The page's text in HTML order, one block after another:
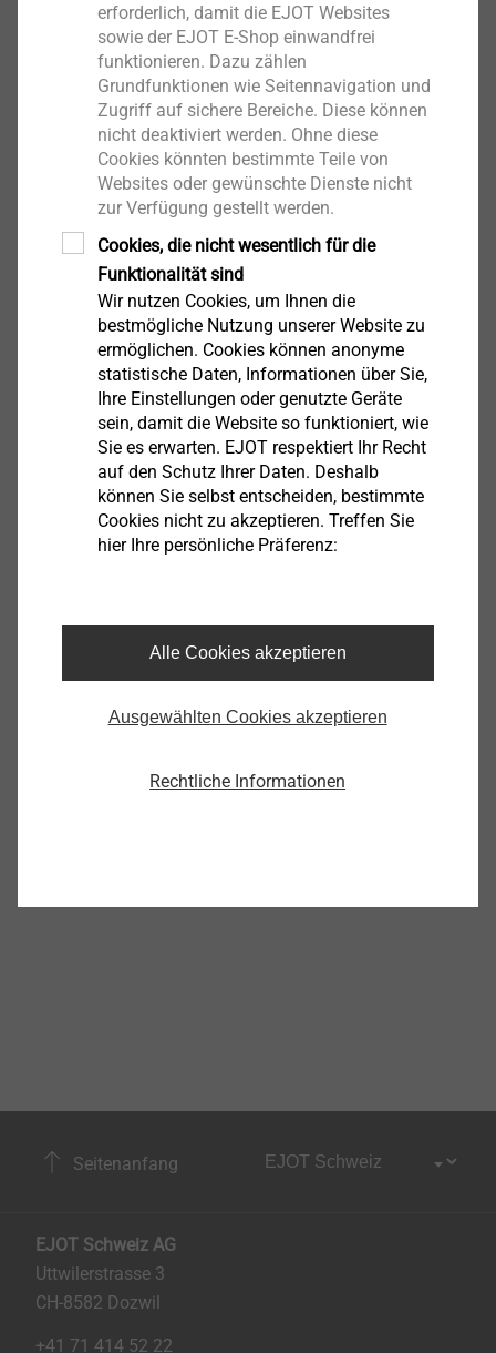
EJOT Mikroschrauben
Produkt anzeigen
EJOT Deckel
Produkt anzeigen
Gehäuse
Produkt anzeigen
®
Seitenanfang
EJOT Schweiz AG
Uttwilerstrasse 3
CH-8582 Dozwil
+41 71 414 52 22
erforderlich, damit die EJOT Websites
sowie der EJOT E-Shop einwandfrei
funktionieren. Dazu zählen
Grundfunktionen wie Seitennavigation und
Zugriff auf sichere Bereiche. Diese können
nicht deaktiviert werden. Ohne diese
Cookies könnten bestimmte Teile von
Websites oder gewünschte Dienste nicht
zur Verfügung gestellt werden.
Cookies, die nicht wesentlich für die
Funktionalität sind
Wir nutzen Cookies, um Ihnen die
bestmögliche Nutzung unserer Website zu
ermöglichen. Cookies können anonyme
statistische Daten, Informationen über Sie,
Ihre Einstellungen oder genutzte Geräte
sein, damit die Website so funktioniert, wie
Sie es erwarten. EJOT respektiert Ihr Recht
auf den Schutz Ihrer Daten. Deshalb
können Sie selbst entscheiden, bestimmte
Cookies nicht zu akzeptieren. Treffen Sie
hier Ihre persönliche Präferenz:
Alle Cookies akzeptieren
Ausgewählten Cookies akzeptieren
Rechtliche Informationen